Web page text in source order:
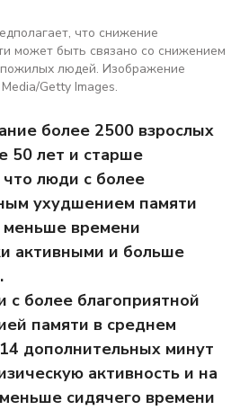
что снижение
может быть связано со снижением
людей. Изображение
Getty Images.
более 2500 взрослых
50 лет и старше
что люди с более
ухудшением памяти
меньше времени
активными и больше
с более благоприятной
памяти в среднем
дополнительных минут
активность и на
сидячего времени